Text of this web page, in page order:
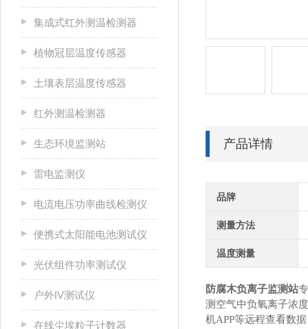
集成式红外测温检测器
植物冠层温度传感器
土壤表层温度传感器
红外测温检测器
生态环境监测站
雷电监测仪
电流电压功率曲线检测仪
便携式太阳能电池测试仪
光伏组件功率测试仪
户外IV测试仪
在线尘埃粒子计数器
产品详情
品牌
测量方法
温度测量
防腐木负离子监测站
测空气中负氧离子浓
机APP等远程查看数